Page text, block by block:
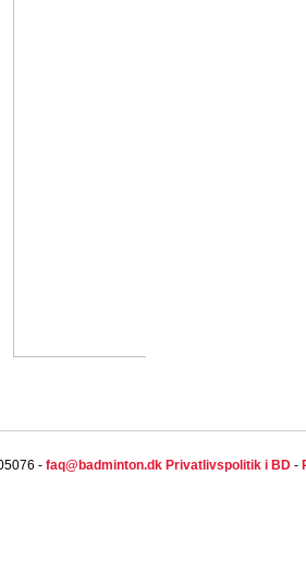
- faq@badminton.dk Privatlivspolitik i BD -